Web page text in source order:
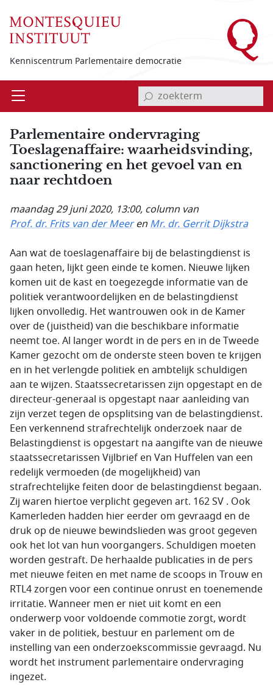
Kenniscentrum Parlementaire democratie
Open invoerveld zoekterm
Parlementaire ondervraging
Toeslagenaffaire: waarheidsvinding,
sanctionering en het gevoel van en
naar rechtdoen
maandag 29 juni 2020, 13:00, column van
Prof. dr. Frits van der MeerenMr. dr. Gerrit Dijkstra
Aan wat de toeslagenaffaire bij de belastingdienst is
gaan heten, lijkt geen einde te komen. Nieuwe lijken
komen uit de kast en toegezegde informatie van de
politiek verantwoordelijken en de belastingdienst
lijken onvolledig. Het wantrouwen ook in de Kamer
over de (juistheid) van die beschikbare informatie
neemt toe. Al langer wordt in de pers en in de Tweede
Kamer gezocht om de onderste steen boven te krijgen
en in het verlengde politiek en ambtelijk schuldigen
aan te wijzen. Staatssecretarissen zijn opgestapt en de
directeur-generaal is opgestapt naar aanleiding van
zijn verzet tegen de opsplitsing van de belastingdienst.
Een verkennend strafrechtelijk onderzoek naar de
Belastingdienst is opgestart na aangifte van de nieuwe
staatssecretarissen Vijlbrief en Van Huffelen van een
redelijk vermoeden (de mogelijkheid) van
strafrechtelijke feiten door de belastingdienst begaan.
Zij waren hiertoe verplicht gegeven art. 162 SV . Ook
Kamerleden hadden hier eerder om gevraagd en de
druk op de nieuwe bewindslieden was groot gegeven
ook het lot van hun voorgangers. Schuldigen moeten
worden gestraft. De herhaalde publicaties in de pers
met nieuwe feiten en met name de scoops in Trouw en
RTL4 zorgen voor een continue onrust en toenemende
irritatie. Wanneer men er niet uit komt en een
onderwerp voor voldoende commotie zorgt, wordt
vaker in de politiek, bestuur en parlement om de
instelling van een onderzoekscommissie gevraagd. Nu
wordt het instrument parlementaire ondervraging
ingezet.